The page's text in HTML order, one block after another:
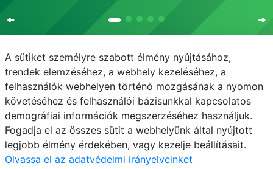
E-mail Telefonkönyv NEPTUN
E-learning
Adatvédelem
A sütiket személyre szabott élmény nyújtásához,
trendek elemzéséhez, a webhely kezeléséhez, a
felhasználók webhelyen történő mozgásának a nyomon
követéséhez és felhasználói bázisunkkal kapcsolatos
demográfiai információk megszerzéséhez használjuk.
Fogadja el az összes sütit a webhelyünk által nyújtott
legjobb élmény érdekében, vagy kezelje beállításait.
Olvassa el az adatvédelmi irányelveinket